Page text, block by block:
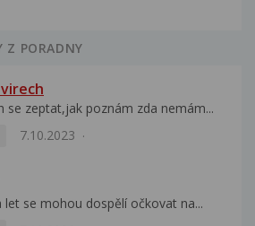
Z PORADNY
se zeptat,jak poznám zda nemám...
7.10.2023
let se mohou dospělí očkovat na...